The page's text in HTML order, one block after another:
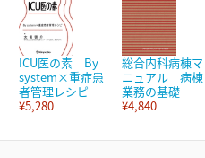
ICU医の素 By
system×重症患
者管理レシピ
¥5,280
総合内科病棟マ
ニュアル 病棟
業務の基礎
¥4,840